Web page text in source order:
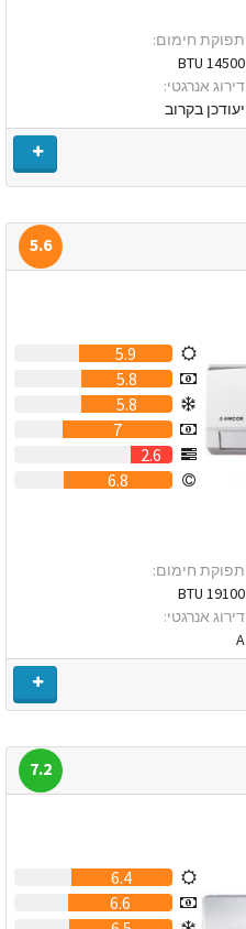
תפוקת חימום:
14500 BTU
דירוג אנרגטי:
יעודכן בקרוב
5.6
5.9
5.8
5.8
7
2.6
6.8
תפוקת חימום:
19100 BTU
דירוג אנרגטי:
A
7.2
6.4
6.6